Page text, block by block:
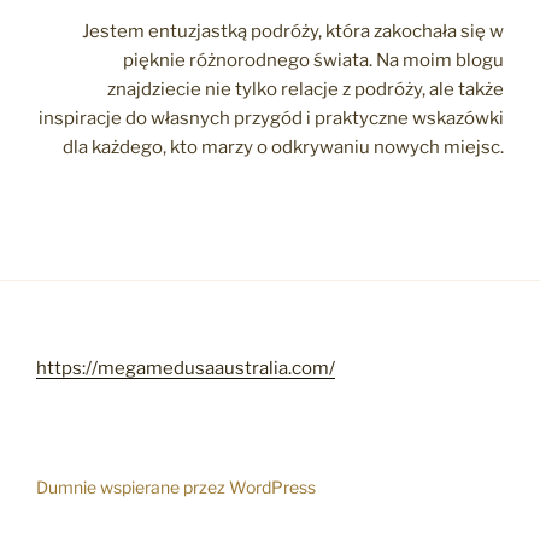
Jestem entuzjastką podróży, która zakochała się w
pięknie różnorodnego świata. Na moim blogu
znajdziecie nie tylko relacje z podróży, ale także
inspiracje do własnych przygód i praktyczne wskazówki
dla każdego, kto marzy o odkrywaniu nowych miejsc.
https://megamedusaaustralia.com/
Dumnie wspierane przez WordPress